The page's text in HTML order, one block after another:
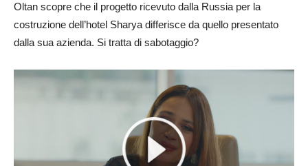
Oltan scopre che il progetto ricevuto dalla Russia per la
costruzione dell’hotel Sharya differisce da quello presentato
dalla sua azienda. Si tratta di sabotaggio?